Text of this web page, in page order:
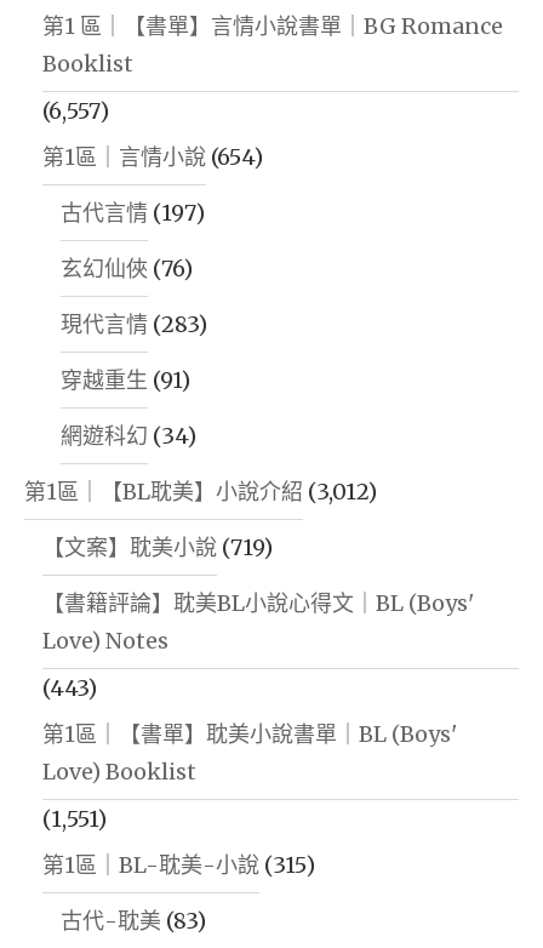
第1 區｜【書單】言情小說書單｜BG Romance
Booklist
(6,557)
第1區｜言情小說 (654)
古代言情 (197)
玄幻仙俠 (76)
現代言情 (283)
穿越重生 (91)
網遊科幻 (34)
第1區｜【BL耽美】小說介紹 (3,012)
【文案】耽美小說 (719)
【書籍評論】耽美BL小說心得文｜BL (Boys'
Love) Notes
(443)
第1區｜【書單】耽美小說書單｜BL (Boys'
Love) Booklist
(1,551)
第1區｜BL-耽美-小說 (315)
古代-耽美 (83)